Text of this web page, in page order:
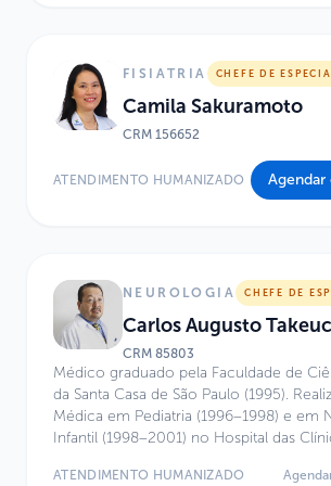
FISIATRIA CHEFE DE
Camila Sakuramoto
CRM 156652
ATENDIMENTO HUMANIZADO
NEUROLOGIA CHEFE DE
Carlos Augusto
CRM 85803
Médico graduado pela Faculdade de
da Santa Casa de São Paulo (1995).
Médica em Pediatria (1996–1998) e em
Infantil (1998–2001) no Hospital das
(FMUSP). Possui Título de Especialista
ATENDIMENTO HUMANIZADO